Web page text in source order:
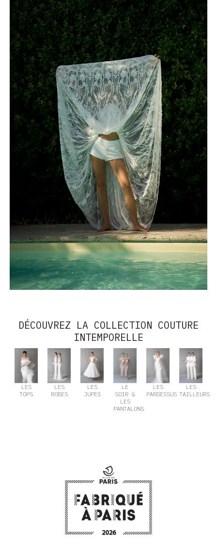
DÉCOUVREZ LA COLLECTION COUTURE
INTEMPORELLE
LES
TOPS
LES
ROBES
LES
JUPES
LE
SOIR &
LES
PANTALONS
LES
PARDESSUS
LES
TAILLEURS